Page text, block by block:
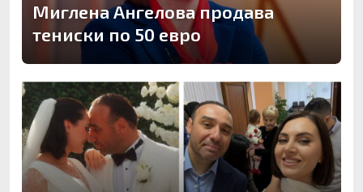
Миглена Ангелова продава
тениски по 50 евро